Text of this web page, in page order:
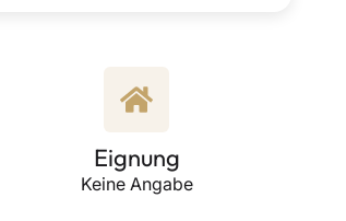
Eignung
Keine Angabe